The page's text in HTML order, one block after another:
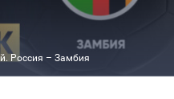
Россия – Замбия